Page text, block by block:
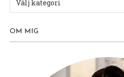
OM MIG